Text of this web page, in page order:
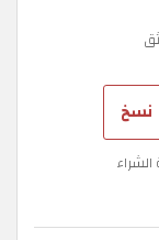
نسخ